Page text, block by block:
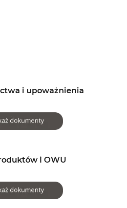
i upoważnienia
i OWU